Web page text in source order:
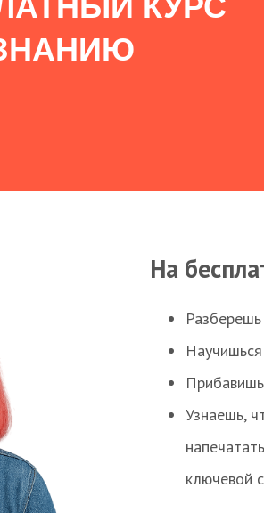
На
Узнаешь,
ключевой